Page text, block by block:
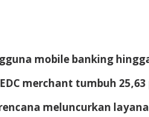
mobile banking
merchant tumbuh
meluncurkan